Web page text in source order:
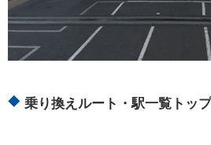
乗り換えルート・駅一覧トッ